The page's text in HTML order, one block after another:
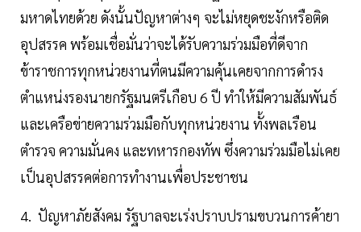
มหาดไทยด้วย ดังนั้นปัญหาต่างๆ จะไม่หยุดชะงักหรือติด
อุปสรรค พร้อมเชื่อมั่นว่าจะได้รับความร่วมมือที่ดีจาก
ข้าราชการทุกหน่วยงานที่ตนมีความคุ้นเคยจากการดำรง
ตำแหน่งรองนายกรัฐมนตรีเกือบ 6 ปี ทำให้มีความสัมพันธ์
และเครือข่ายความร่วมมือกับทุกหน่วยงาน ทั้งพลเรือน
ตำรวจ ความมั่นคง และทหารกองทัพ ซึ่งความร่วมมือไม่เคย
เป็นอุปสรรคต่อการทำงานเพื่อประชาชน
4. ปัญหาภัยสังคม รัฐบาลจะเร่งปราบปรามขบวนการค้ายา